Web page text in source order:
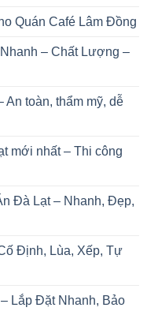
Quán Café Lâm Đồng
– Chất Lượng –
toàn, thẩm mỹ, dễ
mới nhất – Thi công
Đà Lạt – Nhanh, Đẹp,
Định, Lùa, Xếp, Tự
Lắp Đặt Nhanh, Bảo